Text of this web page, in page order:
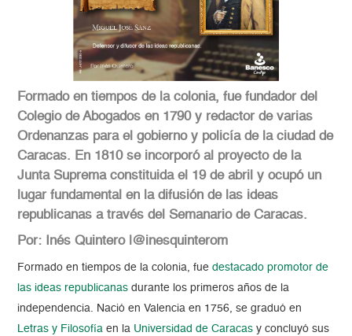
Formado en tiempos de la colonia, fue fundador del
Colegio de Abogados en 1790 y redactor de varias
Ordenanzas para el gobierno y policía de la ciudad de
Caracas. En 1810 se incorporó al proyecto de la
Junta Suprema constituida el 19 de abril y ocupó un
lugar fundamental en la difusión de las ideas
republicanas a través del Semanario de Caracas.
Por: Inés Quintero |@inesquinterom
Formado en tiempos de la colonia, fuedestacado promotor de
las ideas republicanas durante los primeros años de la
independencia. Nació en Valencia en 1756, se graduó en
Letras y Filosofía en la Universidad de Caracas y concluyó sus